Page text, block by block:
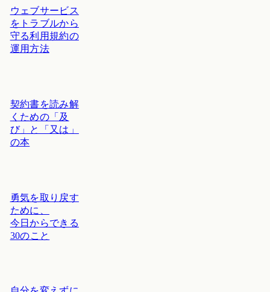
ウェブサービス
をトラブルから
守る利用規約の
運用方法
契約書を読み解
くための「及
び」と「又は」
の本
勇気を取り戻す
ために、
今日からできる
30のこと